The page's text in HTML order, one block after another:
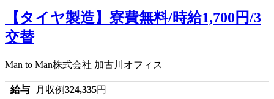
【タイヤ製造】寮費無料/時給1,700円/3
交替
Man to Man株式会社 加古川オフィス
給与 月収例324,335円